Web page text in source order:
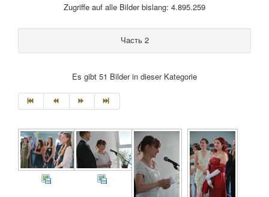
Zugriffe auf alle Bilder bislang: 4.895.259
Часть 2
Es gibt 51 Bilder in dieser Kategorie